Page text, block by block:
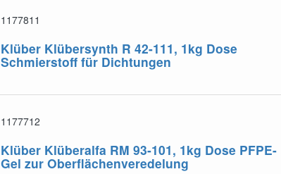
1177811
Klüber Klübersynth R 42-111, 1kg Dose
Schmierstoff für Dichtungen
1177712
Klüber Klüberalfa RM 93-101, 1kg Dose PFPE-
Gel zur Oberflächenveredelung